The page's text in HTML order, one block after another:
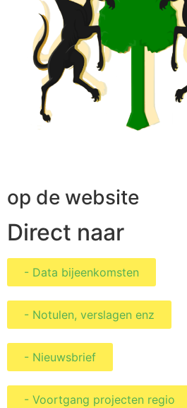
op de website
Direct naar
- Data bijeenkomsten
- Notulen, verslagen enz
- Nieuwsbrief
- Voortgang projecten regio